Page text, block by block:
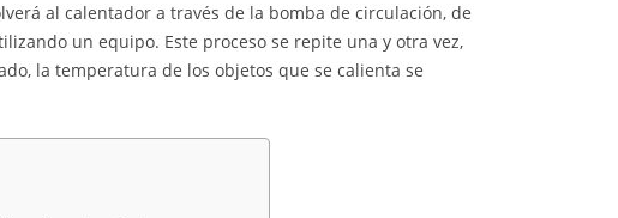
al calentador a través de la bomba de circulación, de
un equipo. Este proceso se repite una y otra vez,
la temperatura de los objetos que se calienta se